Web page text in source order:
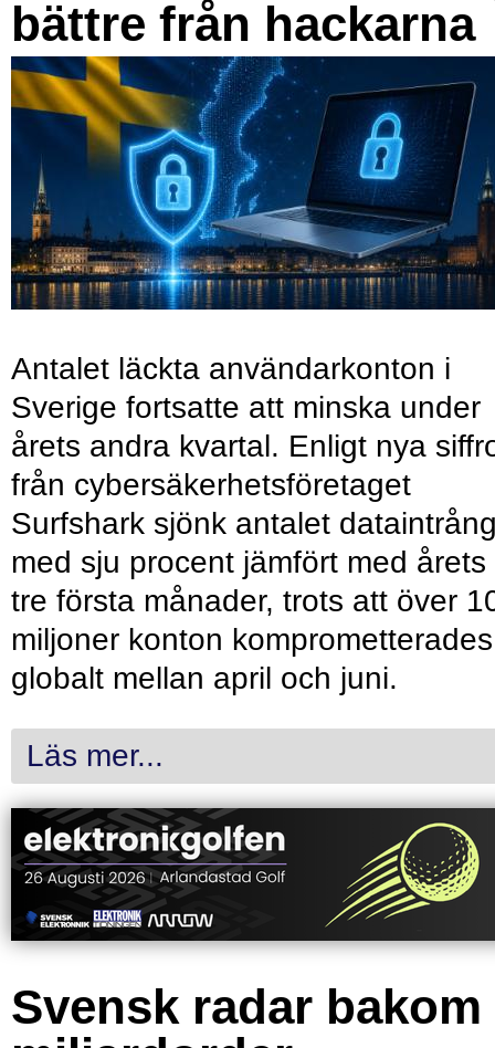
bättre från hackarna
Antalet läckta användarkonton i
Sverige fortsatte att minska under
årets andra kvartal. Enligt nya
från cybersäkerhetsföretaget
Surfshark sjönk antalet
med sju procent jämfört med årets
tre första månader, trots att över
miljoner konton komprometterades
globalt mellan april och juni.
Läs mer...
Svensk radar bakom